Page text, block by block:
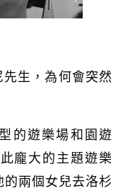
生，為何會突然
的遊樂場和園遊
龐大的主題遊樂
兩個女兒去洛杉